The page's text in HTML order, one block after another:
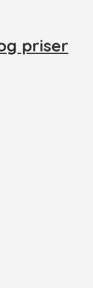
priser